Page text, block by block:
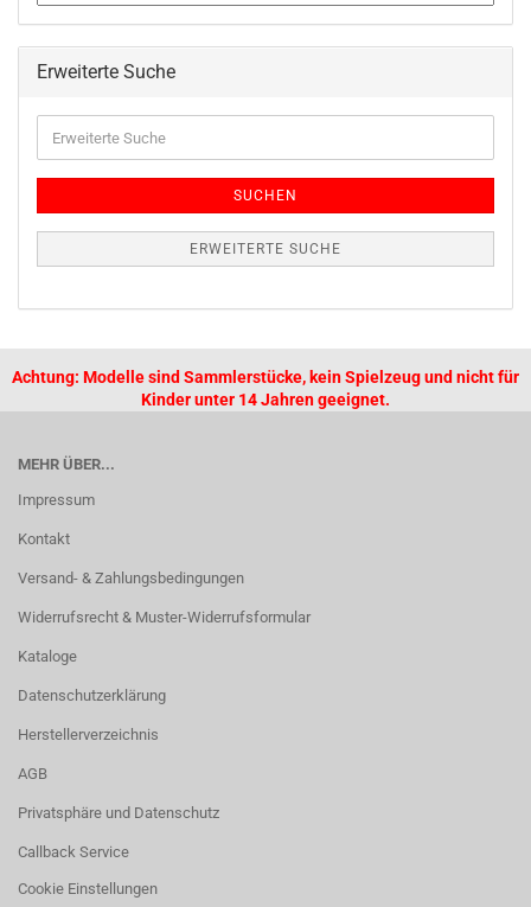
Erweiterte Suche
SUCHEN
ERWEITERTE SUCHE
Achtung: Modelle sind Sammlerstücke, kein Spielzeug und nicht für
Kinder unter 14 Jahren geeignet.
MEHR ÜBER...
Impressum
Kontakt
Versand- & Zahlungsbedingungen
Widerrufsrecht & Muster-Widerrufsformular
Kataloge
Datenschutzerklärung
Herstellerverzeichnis
AGB
Privatsphäre und Datenschutz
Callback Service
Cookie Einstellungen